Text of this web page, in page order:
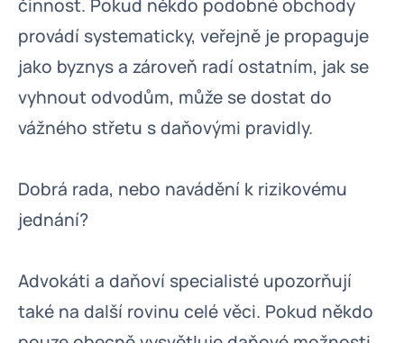
činnost. Pokud někdo podobné obchody
provádí systematicky, veřejně je propaguje
jako byznys a zároveň radí ostatním, jak se
vyhnout odvodům, může se dostat do
vážného střetu s daňovými pravidly.
Dobrá rada, nebo navádění k rizikovému
jednání?
Advokáti a daňoví specialisté upozorňují
také na další rovinu celé věci. Pokud někdo